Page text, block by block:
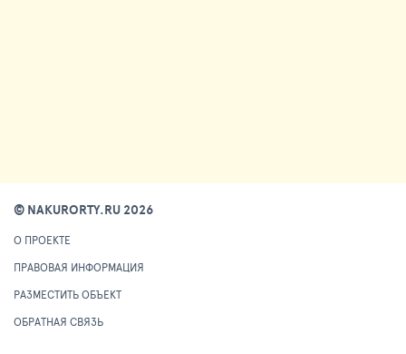
© NAKURORTY.RU 2026
О ПРОЕКТЕ
ПРАВОВАЯ ИНФОРМАЦИЯ
РАЗМЕСТИТЬ ОБЪЕКТ
ОБРАТНАЯ СВЯЗЬ